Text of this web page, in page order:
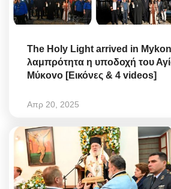
The Holy Light arrived in
λαμπρότητα η υποδοχή τoυ
Mύκovo [Εικόνες & 4 videos]
Απρ 20, 2025